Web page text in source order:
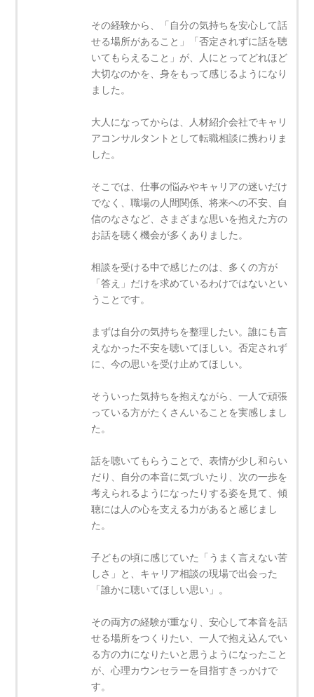
その経験から、「自分の気持ちを安心して話
せる場所があること」「否定されずに話を聴
いてもらえること」が、人にとってどれほど
大切なのかを、身をもって感じるようになり
ました。
大人になってからは、人材紹介会社でキャリ
アコンサルタントとして転職相談に携わりま
した。
そこでは、仕事の悩みやキャリアの迷いだけ
でなく、職場の人間関係、将来への不安、自
信のなさなど、さまざまな思いを抱えた方の
お話を聴く機会が多くありました。
相談を受ける中で感じたのは、多くの方が
「答え」だけを求めているわけではないとい
うことです。
まずは自分の気持ちを整理したい。誰にも言
えなかった不安を聴いてほしい。否定されず
に、今の思いを受け止めてほしい。
そういった気持ちを抱えながら、一人で頑張
っている方がたくさんいることを実感しまし
た。
話を聴いてもらうことで、表情が少し和らい
だり、自分の本音に気づいたり、次の一歩を
考えられるようになったりする姿を見て、傾
聴には人の心を支える力があると感じまし
た。
子どもの頃に感じていた「うまく言えない苦
しさ」と、キャリア相談の現場で出会った
「誰かに聴いてほしい思い」。
その両方の経験が重なり、安心して本音を話
せる場所をつくりたい、一人で抱え込んでい
る方の力になりたいと思うようになったこと
が、心理カウンセラーを目指すきっかけで
す。